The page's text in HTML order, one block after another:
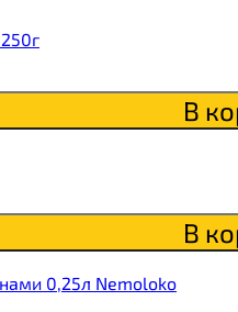
Chikapie
В
В
0,25л Nemoloko